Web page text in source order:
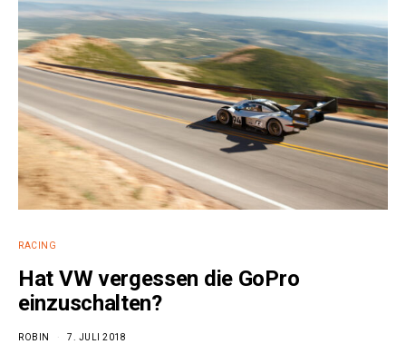
RACING
Hat VW vergessen die GoPro
einzuschalten?
ROBIN 7. JULI 2018